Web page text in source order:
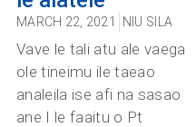
MARCH 22, 2021 NIU SILA
Vave le tali atu ale vaega
ole tineimu ile taeao
analeila ise afi na sasao
ane I le faaitu o Pt